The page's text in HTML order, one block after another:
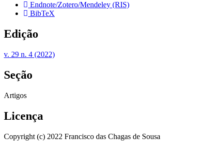
Endnote/Zotero/Mendeley (RIS)
BibTeX
Edição
v. 29 n. 4 (2022)
Seção
Artigos
Licença
Copyright (c) 2022 Francisco das Chagas de Sousa